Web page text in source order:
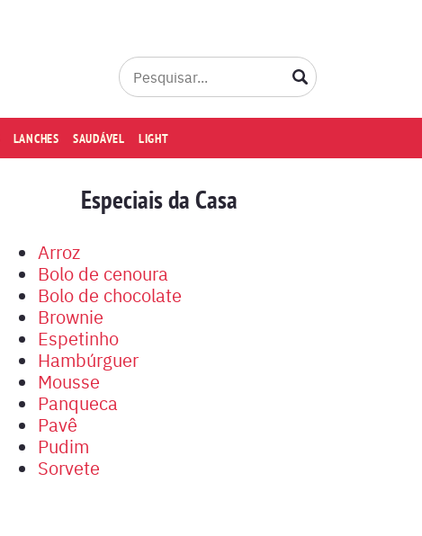
LANCHES SAUDÁVEL LIGHT
Especiais da Casa
Arroz
Bolo de cenoura
Bolo de chocolate
Brownie
Espetinho
Hambúrguer
Mousse
Panqueca
Pavê
Pudim
Sorvete